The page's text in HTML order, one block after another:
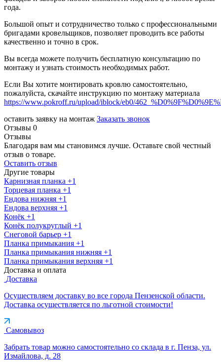
года.
Большой опыт и сотрудничество только с профессиональными
бригадами кровельщиков, позволяет проводить все работы
качественно и точно в срок.
Вы всегда можете получить бесплатную консультацию по
монтажу и узнать стоимость необходимых работ.
Если Вы хотите монтировать кровлю самостоятельно,
пожалуйста, скачайте инструкцию по монтажу материала
https://www.pokroff.ru/upload/iblock/eb0/
оставить заявку на монтаж Заказать звонок
Отзывы 0
Отзывы
Благодаря вам мы становимся лучше. Оставьте свой честный
отзыв о товаре.
Оставить отзыв
Другие товары
Карнизная планка +1
Торцевая планка +1
Ендова нижняя +1
Ендова верхняя +1
Конёк +1
Конёк полукруглый +1
Снеговой барьер +1
Планка примыкания +1
Планка примыкания нижняя +1
Планка примыкания верхняя +1
Доставка и оплата
Доставка
Осуществляем доставку во все города Пензенской области.
Доставка осуществляется по льготной стоимости!
Самовывоз
Забрать товар можно самостоятельно со склада в г. Пенза, ул.
Измайлова, д. 28